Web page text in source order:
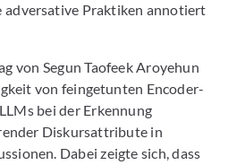
adversative Praktiken annotiert
von Segun Taofeek Aroyehun
von feingetunten Encoder-
bei der Erkennung
Diskursattribute in
Dabei zeigte sich, dass